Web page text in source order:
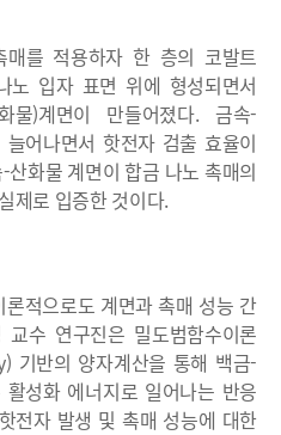
를 적용하자 한 층의 코발트
노 입자 표면 위에 형성되면서
물)계면이 만들어졌다. 금속-
어나면서 핫전자 검출 효율이
화물 계면이 합금 나노 촉매의
제로 입증한 것이다.
적으로도 계면과 촉매 성능 간
수 연구진은 밀도범함수이론
반의 양자계산을 통해 백금-
성화 에너지로 일어나는 반응
전자 발생 및 촉매 성능에 대한